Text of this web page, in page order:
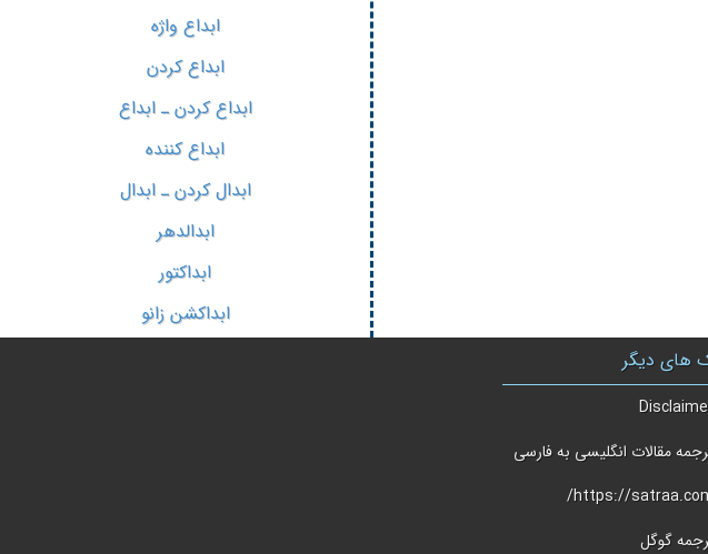
ابداع واژه
ابداع کردن
ابداع کردن ـ ابداع
ابداع کننده
ابدال کردن ـ ابدال
ابدالدهر
ابداکتور
ابداکشن زانو
های دیگر
مقالات انگلیسی به فارسی
https://
گوگل